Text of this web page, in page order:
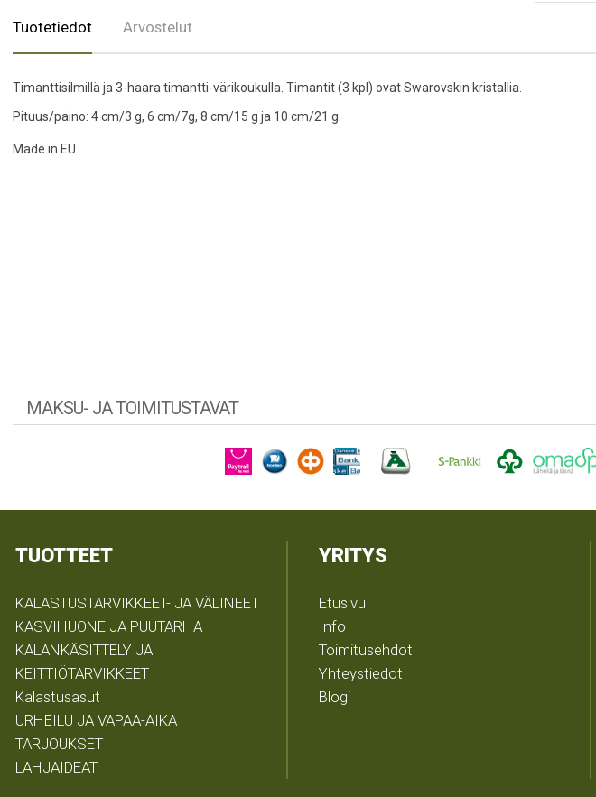
Tuotetiedot Arvostelut
Timanttisilmillä ja 3-haara timantti-värikoukulla. Timantit (3 kpl) ovat Swarovskin kristallia.
Pituus/paino: 4 cm/3 g, 6 cm/7g, 8 cm/15 g ja 10 cm/21 g.
Made in EU.
MAKSU- JA TOIMITUSTAVAT
TUOTTEET
KALASTUSTARVIKKEET- JA VÄLINEET
KASVIHUONE JA PUUTARHA
KALANKÄSITTELY JA
KEITTIÖTARVIKKEET
Kalastusasut
URHEILU JA VAPAA-AIKA
TARJOUKSET
LAHJAIDEAT
YRITYS
Etusivu
Info
Toimitusehdot
Yhteystiedot
Blogi